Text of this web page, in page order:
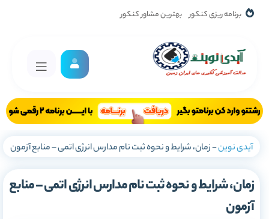
برنامه ریزی کنکور بهترین مشاور کنکور
آیدی نوین-زمان، شرایط و نحوه ثبت نام مدارس انرژی اتمی – منابع آزمون
زمان، شرایط و نحوه ثبت نام مدارس انرژی اتمی – منابع
آزمون